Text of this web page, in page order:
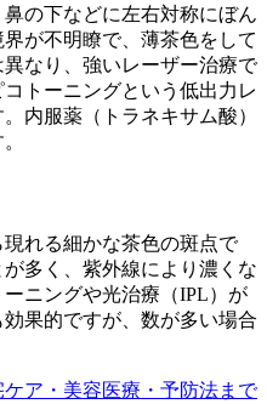
の下などに左右対称にぼん
が不明瞭で、薄茶色をして
なり、強いレーザー治療で
トーニングという低出力レ
内服薬（トラネキサム酸）
れる細かな茶色の斑点で
多く、紫外線により濃くな
ニングや光治療（IPL）が
果的ですが、数が多い場合
ア・美容医療・予防法まで